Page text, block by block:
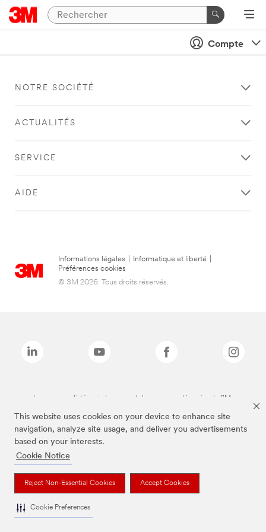
This website uses cookies on your device to enhance site
navigation, analyze site usage, and deliver you advertisements
based on your interests.
Cookie Notice
Reject Non-Essential Cookies Accept Cookies
Cookie Preferences
Compte
NOTRE SOCIÉTÉ
ACTUALITÉS
SERVICE
AIDE
Informations légales Informatique et liberté
Préférences cookies
© 3M 2026. Tous droits réservés.
Les marques listées ci-dessus sont des marques déposées de 3M.